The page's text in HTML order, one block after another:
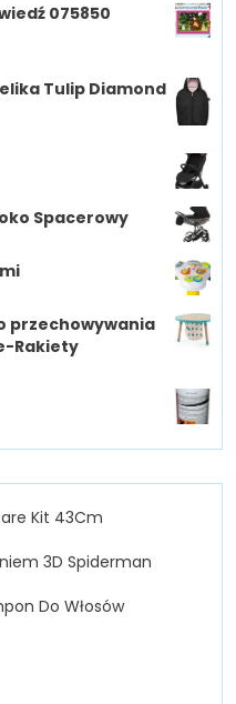
075850
Tulip Diamond
Spacerowy
przechowywania
Rakiety
Kit 43Cm
3D Spiderman
Do Włosów